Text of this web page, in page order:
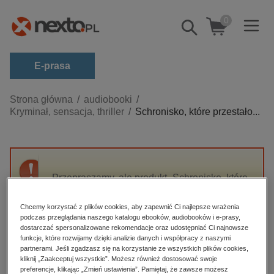
Pokaż/schowaj
wyszukiwarkę
0
E-prasa
Kategorie
Zobacz wszystkie E-prasa
budownictwo, aranżacja wnętrz
darmowe wydania
edukacja
hobby, sport, rozrywka
komputery, internet, technologie, informatyka
Strona główna
audiobooki
Kryminał, sensacja, thriller
Schronisko, które przestało...
Przepraszamy, ale produkt „Schronisko, które
High-contrast mode
Polecane
Chcemy korzystać z plików cookies, aby zapewnić Ci najlepsze wrażenia
podczas przeglądania naszego katalogu ebooków, audiobooków i e-prasy,
dostarczać spersonalizowane rekomendacje oraz udostępniać Ci najnowsze
funkcje, które rozwijamy dzięki analizie danych i współpracy z naszymi
partnerami. Jeśli zgadzasz się na korzystanie ze wszystkich plików cookies,
kliknij „Zaakceptuj wszystkie”. Możesz również dostosować swoje
preferencje, klikając „Zmień ustawienia”. Pamiętaj, że zawsze możesz